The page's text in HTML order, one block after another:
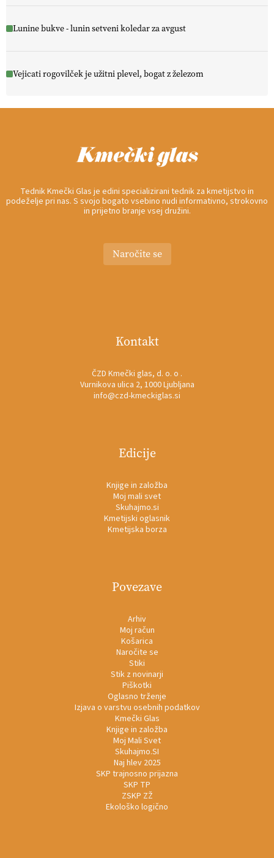
Lunine bukve - lunin setveni koledar za avgust
Vejicati rogovilček je užitni plevel, bogat z železom
Tednik Kmečki Glas je edini specializirani tednik za kmetijstvo in
podeželje pri nas. S svojo bogato vsebino nudi informativno, strokovno
in prijetno branje vsej družini.
Naročite se
Kontakt
ČZD Kmečki glas, d. o. o .
Vurnikova ulica 2, 1000 Ljubljana
info@czd-kmeckiglas.si
Edicije
Knjige in založba
Moj mali svet
Skuhajmo.si
Kmetijski oglasnik
Kmetijska borza
Povezave
Arhiv
Moj račun
Košarica
Naročite se
Stiki
Stik z novinarji
Piškotki
Oglasno trženje
Izjava o varstvu osebnih podatkov
Kmečki Glas
Knjige in založba
Moj Mali Svet
Skuhajmo.SI
Naj hlev 2025
SKP trajnosno prijazna
SKP TP
ZSKP ZŽ
Ekološko logično